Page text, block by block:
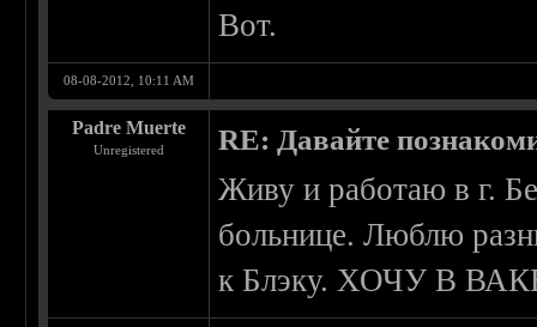
Вот.
08-08-2012, 10:11 AM
Padre Muerte
Unregistered RE: Давайте
Живу и работаю в г.
больнице. Люблю
к Блэку. ХОЧУ В